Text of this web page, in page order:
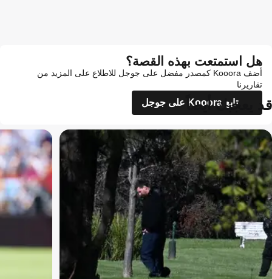
هل استمتعت بهذه القصة؟
أضف Kooora كمصدر مفضل على جوجل للاطلاع على المزيد من
تقاريرنا
تابع Kooora على جوجل
قد يعجبك أيضاً